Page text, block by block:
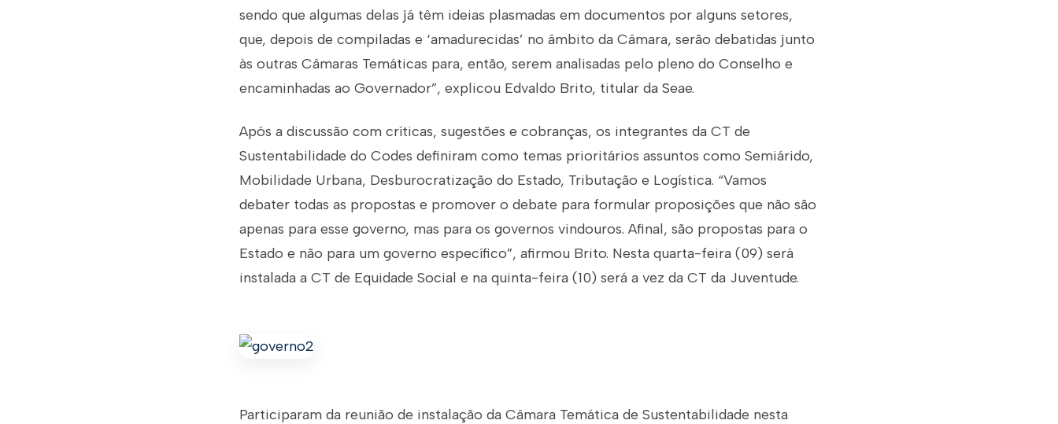
sendo que algumas delas já têm ideias plasmadas em documentos por alguns setores,
que, depois de compiladas e ‘amadurecidas’ no âmbito da Câmara, serão debatidas junto
às outras Câmaras Temáticas para, então, serem analisadas pelo pleno do Conselho e
encaminhadas ao Governador”, explicou Edvaldo Brito, titular da Seae.
Após a discussão com críticas, sugestões e cobranças, os integrantes da CT de
Sustentabilidade do Codes definiram como temas prioritários assuntos como Semiárido,
Mobilidade Urbana, Desburocratização do Estado, Tributação e Logística. “Vamos
debater todas as propostas e promover o debate para formular proposições que não são
apenas para esse governo, mas para os governos vindouros. Afinal, são propostas para o
Estado e não para um governo específico”, afirmou Brito. Nesta quarta-feira (09) será
instalada a CT de Equidade Social e na quinta-feira (10) será a vez da CT da Juventude.
Participaram da reunião de instalação da Câmara Temática de Sustentabilidade nesta